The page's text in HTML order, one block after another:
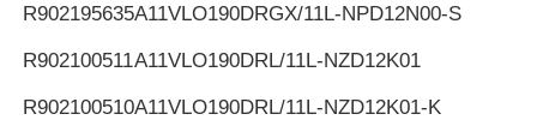
R902195635A11VLO190DRGX/11L-NPD12N00-S
R902100511A11VLO190DRL/11L-NZD12K01
R902100510A11VLO190DRL/11L-NZD12K01-K